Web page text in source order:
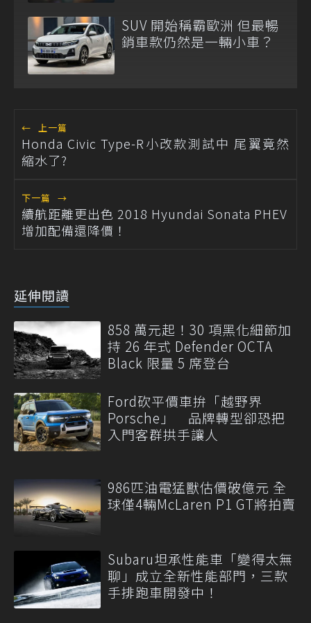
SUV 開始稱霸歐洲 但最暢
銷車款仍然是一輛小車？
← 上一篇
Honda Civic Type-R小改款測試中 尾翼竟然
縮水了?
下一篇 →
續航距離更出色 2018 Hyundai Sonata PHEV
增加配備還降價！
延伸閱讀
858 萬元起！30 項黑化細節加
持 26 年式 Defender OCTA
Black 限量 5 席登台
Ford砍平價車拚「越野界
Porsche」 品牌轉型卻恐把
入門客群拱手讓人
986匹油電猛獸估價破億元 全
球僅4輛McLaren P1 GT將拍賣
Subaru坦承性能車「變得太無
聊」成立全新性能部門，三款
手排跑車開發中！